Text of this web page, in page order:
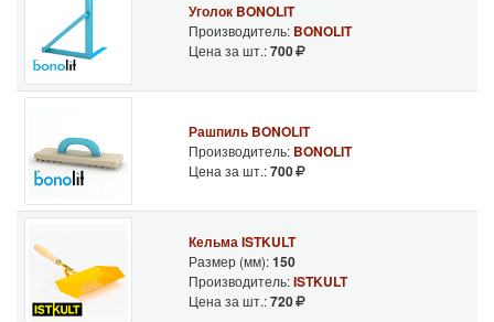
Уголок BONOLIT
Производитель: BONOLIT
Цена за шт.:700
Рашпиль BONOLIT
Производитель: BONOLIT
Цена за шт.:700
Кельма ISTKULT
Размер (мм):150
Производитель:ISTKULT
Цена за шт.:720